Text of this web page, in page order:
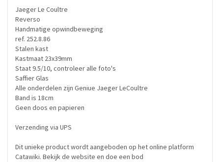
Jaeger Le Coultre
Reverso
Handmatige opwindbeweging
ref. 252.8.86
Stalen kast
Kastmaat 23x39mm
Staat 9.5/10, controleer alle foto's
Saffier Glas
Alle onderdelen zijn Geniue Jaeger LeCoultre
Band is 18cm
Geen doos en papieren
Verzending via UPS
Dit unieke product wordt aangeboden op het online platform
Catawiki. Bekijk de website en doe een bod